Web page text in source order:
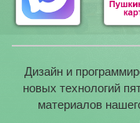
Дизайн и
новых технологий
материалов